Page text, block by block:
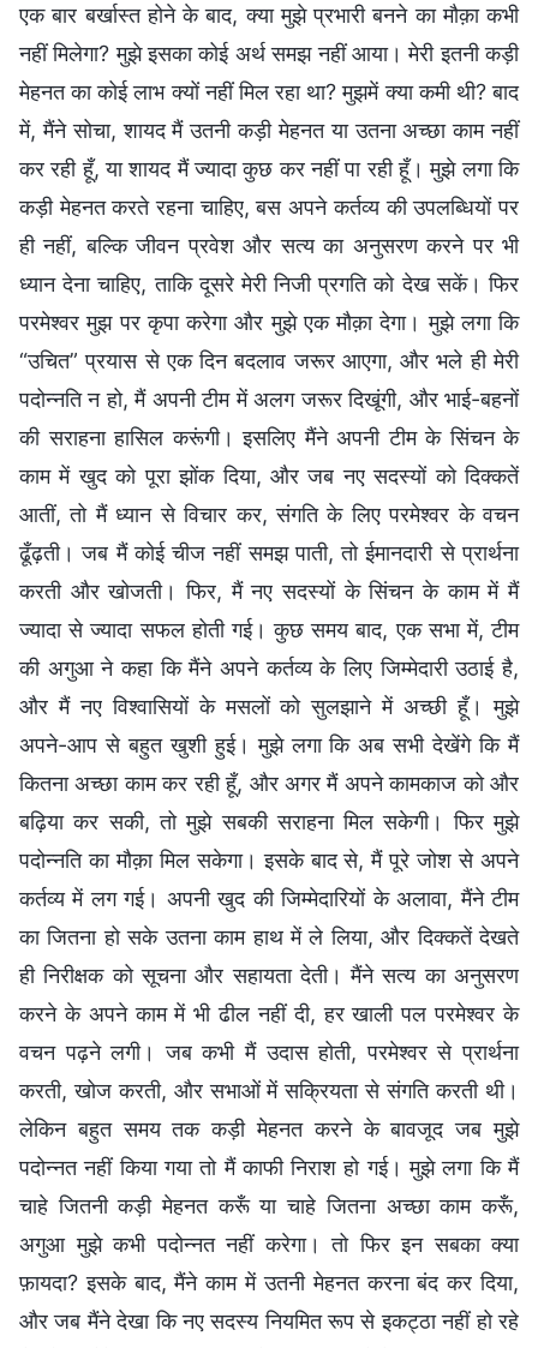
एक बार बर्खास्त होने के बाद, क्या मुझे प्रभारी बनने का मौक़ा कभी
नहीं मिलेगा? मुझे इसका कोई अर्थ समझ नहीं आया। मेरी इतनी कड़ी
मेहनत का कोई लाभ क्यों नहीं मिल रहा था? मुझमें क्या कमी थी? बाद
में, मैंने सोचा, शायद मैं उतनी कड़ी मेहनत या उतना अच्छा काम नहीं
कर रही हूँ, या शायद मैं ज्यादा कुछ कर नहीं पा रही हूँ। मुझे लगा कि
कड़ी मेहनत करते रहना चाहिए, बस अपने कर्तव्य की उपलब्धियों पर
ही नहीं, बल्कि जीवन प्रवेश और सत्य का अनुसरण करने पर भी
ध्यान देना चाहिए, ताकि दूसरे मेरी निजी प्रगति को देख सकें। फिर
परमेश्वर मुझ पर कृपा करेगा और मुझे एक मौक़ा देगा। मुझे लगा कि
“उचित” प्रयास से एक दिन बदलाव जरूर आएगा, और भले ही मेरी
पदोन्नति न हो, मैं अपनी टीम में अलग जरूर दिखूंगी, और भाई-बहनों
की सराहना हासिल करूंगी। इसलिए मैंने अपनी टीम के सिंचन के
काम में खुद को पूरा झोंक दिया, और जब नए सदस्यों को दिक्कतें
आतीं, तो मैं ध्यान से विचार कर, संगति के लिए परमेश्वर के वचन
ढूँढ़ती। जब मैं कोई चीज नहीं समझ पाती, तो ईमानदारी से प्रार्थना
करती और खोजती। फिर, मैं नए सदस्यों के सिंचन के काम में मैं
ज्यादा से ज्यादा सफल होती गई। कुछ समय बाद, एक सभा में, टीम
की अगुआ ने कहा कि मैंने अपने कर्तव्य के लिए जिम्मेदारी उठाई है,
और मैं नए विश्वासियों के मसलों को सुलझाने में अच्छी हूँ। मुझे
अपने-आप से बहुत खुशी हुई। मुझे लगा कि अब सभी देखेंगे कि मैं
कितना अच्छा काम कर रही हूँ, और अगर मैं अपने कामकाज को और
बढ़िया कर सकी, तो मुझे सबकी सराहना मिल सकेगी। फिर मुझे
पदोन्नति का मौक़ा मिल सकेगा। इसके बाद से, मैं पूरे जोश से अपने
कर्तव्य में लग गई। अपनी खुद की जिम्मेदारियों के अलावा, मैंने टीम
का जितना हो सके उतना काम हाथ में ले लिया, और दिक्कतें देखते
ही निरीक्षक को सूचना और सहायता देती। मैंने सत्य का अनुसरण
करने के अपने काम में भी ढील नहीं दी, हर खाली पल परमेश्वर के
वचन पढ़ने लगी। जब कभी मैं उदास होती, परमेश्वर से प्रार्थना
करती, खोज करती, और सभाओं में सक्रियता से संगति करती थी।
लेकिन बहुत समय तक कड़ी मेहनत करने के बावजूद जब मुझे
पदोन्नत नहीं किया गया तो मैं काफी निराश हो गई। मुझे लगा कि मैं
चाहे जितनी कड़ी मेहनत करूँ या चाहे जितना अच्छा काम करूँ,
अगुआ मुझे कभी पदोन्नत नहीं करेगा। तो फिर इन सबका क्या
फ़ायदा? इसके बाद, मैंने काम में उतनी मेहनत करना बंद कर दिया,
और जब मैंने देखा कि नए सदस्य नियमित रूप से इकट्ठा नहीं हो रहे